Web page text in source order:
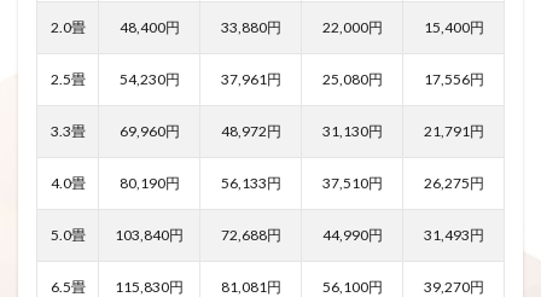
2.0畳 48,400円 33,880円 22,000円 15,400円
2.5畳 54,230円 37,961円 25,080円 17,556円
3.3畳 69,960円 48,972円 31,130円 21,791円
4.0畳 80,190円 56,133円 37,510円 26,275円
5.0畳 103,840円 72,688円 44,990円 31,493円
6.5畳 115,830円 81,081円 56,100円 39,270円